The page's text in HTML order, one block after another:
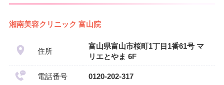
湘南美容クリニック 富山院
住所
富山県富山市桜町1丁目1番61号 マ
リエとやま 6F
電話番号 0120-202-317